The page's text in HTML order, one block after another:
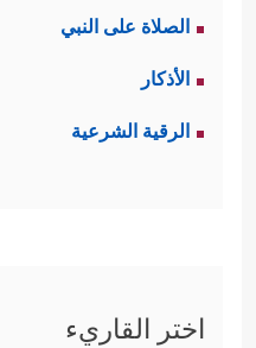
الصلاة على النبي
الأذكار
الرقية الشرعية
اختر القاريء